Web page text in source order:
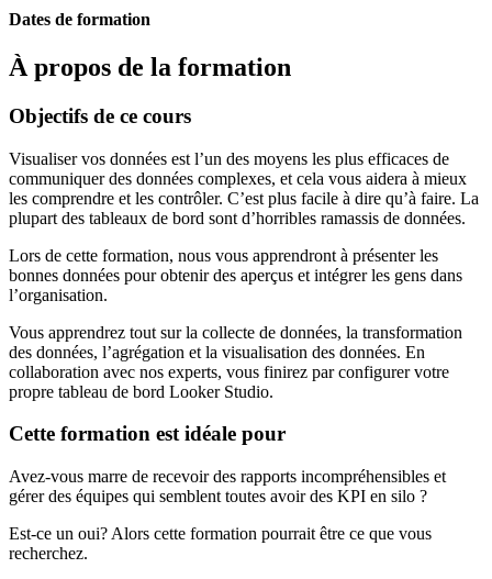
Dates de formation
À propos de la formation
Objectifs de ce cours
Visualiser vos données est l’un des moyens les plus efficaces de
communiquer des données complexes, et cela vous aidera à mieux
les comprendre et les contrôler. C’est plus facile à dire qu’à faire. La
plupart des tableaux de bord sont d’horribles ramassis de données.
Lors de cette formation, nous vous apprendront à présenter les
bonnes données pour obtenir des aperçus et intégrer les gens dans
l’organisation.
Vous apprendrez tout sur la collecte de données, la transformation
des données, l’agrégation et la visualisation des données. En
collaboration avec nos experts, vous finirez par configurer votre
propre tableau de bord Looker Studio.
Cette formation est idéale pour
Avez-vous marre de recevoir des rapports incompréhensibles et
gérer des équipes qui semblent toutes avoir des KPI en silo ?
Est-ce un oui? Alors cette formation pourrait être ce que vous
recherchez.